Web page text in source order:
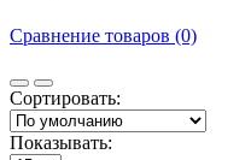
Сравнение товаров (0)
Сортировать:
Показывать: